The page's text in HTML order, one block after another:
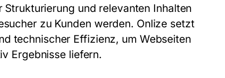
und relevanten Inhalten
zu Kunden werden. Onlize setzt
technischer Effizienz, um Webseiten
Ergebnisse liefern.